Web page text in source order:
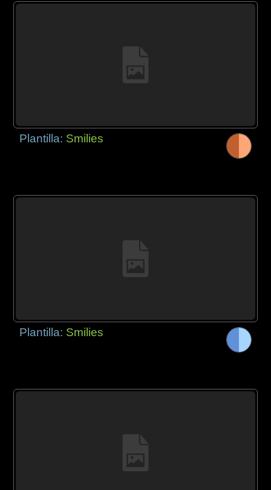
Plantilla: Smilies
Plantilla: Smilies